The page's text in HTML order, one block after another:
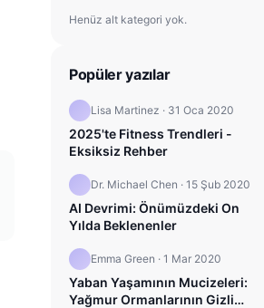
Henüz alt kategori yok.
Popüler yazılar
Lisa Martinez · 31 Oca 2020
2025'te Fitness Trendleri -
Eksiksiz Rehber
Dr. Michael Chen · 15 Şub 2020
AI Devrimi: Önümüzdeki On
Yılda Beklenenler
Emma Green · 1 Mar 2020
Yaban Yaşamının Mucizeleri:
Yağmur Ormanlarının Gizli